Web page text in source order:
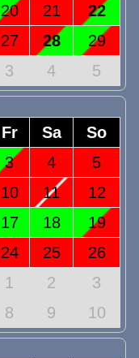
20 21
22
27 28
29
3 4 5
Fr Sa
So
3 4
5
10 11
12
17 18
19
24 25
26
1 2
3
8 9 10